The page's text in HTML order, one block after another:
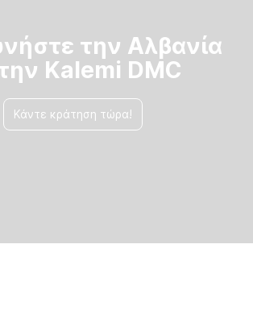
την Αλβανία
Kalemi DMC
Κάντε κράτηση τώρα!